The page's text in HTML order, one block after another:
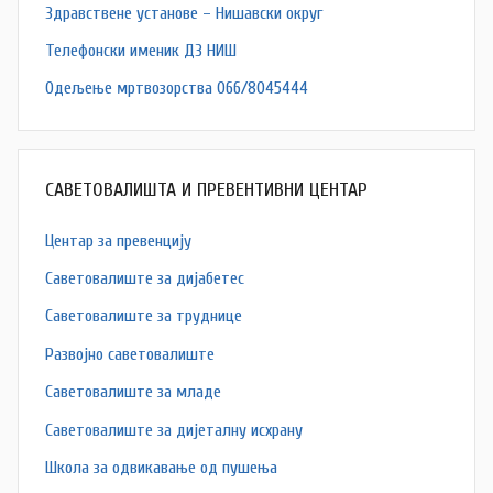
Здравствене установе – Нишавски округ
Телефонски именик ДЗ НИШ
Одељење мртвозорства 066/8045444
САВЕТОВАЛИШТА И ПРЕВЕНТИВНИ ЦЕНТАР
Центар за превенцију
Саветовалиште за дијабетес
Саветовалиште за труднице
Развојно саветовалиште
Саветовалиште за младе
Саветовалиште за дијеталну исхрану
Школа за одвикавање од пушења